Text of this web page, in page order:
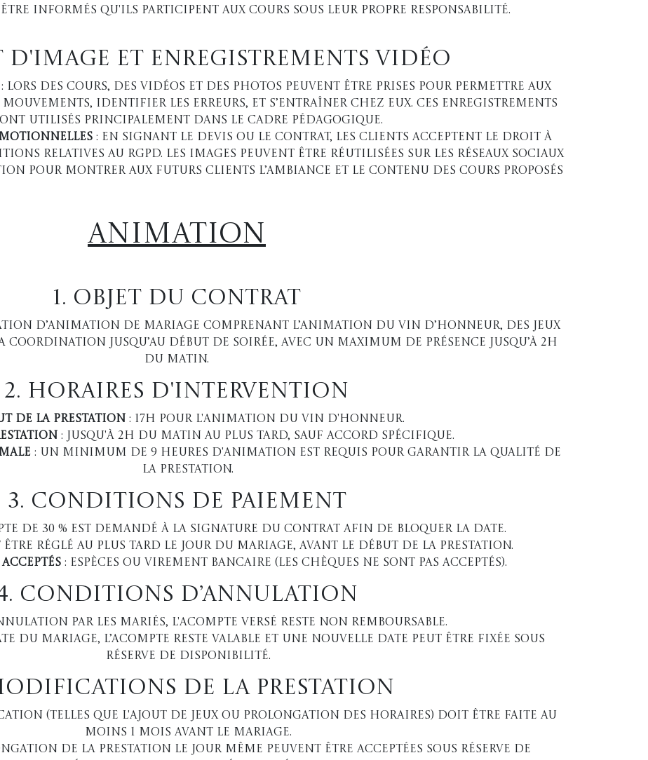
informés qu'ils participent aux cours sous leur propre responsabilité.
d'image et enregistrements vidéo
Lors des cours, des vidéos et des photos peuvent être prises pour permettre aux
identifier les erreurs, et s’entraîner chez eux. Ces enregistrements
utilisés principalement dans le cadre pédagogique.
: En signant le devis ou le contrat, les clients acceptent le droit à
relatives au RGPD. Les images peuvent être réutilisées sur les réseaux sociaux
pour montrer aux futurs clients l’ambiance et le contenu des cours proposés
AnimatioN
1. Objet du Contrat
d’animation de mariage comprenant l’animation du vin d’honneur, des jeux
jusqu’au début de soirée, avec un maximum de présence jusqu’à 2h
du matin.
2. Horaires d'Intervention
de la prestation : 17h pour l'animation du vin d'honneur.
: Jusqu'à 2h du matin au plus tard, sauf accord spécifique.
: Un minimum de 9 heures d'animation est requis pour garantir la qualité de
la prestation.
3. Conditions de Paiement
de 30 % est demandé à la signature du contrat afin de bloquer la date.
réglé au plus tard le jour du mariage, avant le début de la prestation.
: Espèces ou virement bancaire (les chèques ne sont pas acceptés).
Conditions d’Annulation
par les mariés, l'acompte versé reste non remboursable.
du mariage, l’acompte reste valable et une nouvelle date peut être fixée sous
réserve de disponibilité.
de la Prestation
(telles que l'ajout de jeux ou prolongation des horaires) doit être faite au
moins 1 mois avant le mariage.
de la prestation le jour même peuvent être acceptées sous réserve de